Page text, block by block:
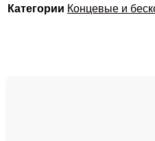
Категории Концевые и